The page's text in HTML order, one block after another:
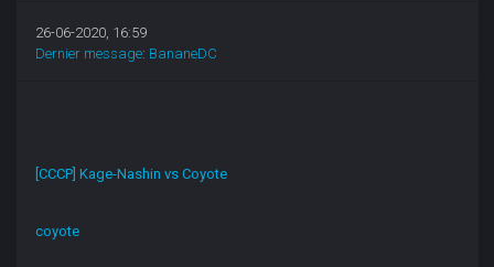
26-06-2020, 16:59
Dernier message: BananeDC
[CCCP] Kage-Nashin vs Coyote
coyote